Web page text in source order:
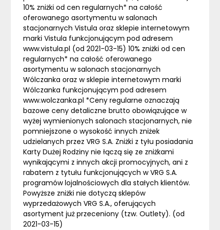
10% zniżki od cen regularnych* na całość
oferowanego asortymentu w salonach
stacjonarnych Vistula oraz sklepie internetowym
marki Vistula funkcjonującym pod adresem
www.vistula.pl (od 2021-03-15) 10% zniżki od cen
regularnych* na całość oferowanego
asortymentu w salonach stacjonarnych
Wólczanka oraz w sklepie internetowym marki
Wólczanka funkcjonującym pod adresem
www.wolczanka.pl *Ceny regularne oznaczają
bazowe ceny detaliczne brutto obowiązujące w
wyżej wymienionych salonach stacjonarnych, nie
pomniejszone o wysokość innych zniżek
udzielanych przez VRG S.A. Zniżki z tyłu posiadania
Karty Dużej Rodziny nie łączą się ze zniżkami
wynikającymi z innych akcji promocyjnych, ani z
rabatem z tytułu funkcjonujących w VRG S.A.
programów lojalnościowych dla stałych klientów.
Powyższe zniżki nie dotyczą sklepów
wyprzedażowych VRG S.A., oferujących
asortyment już przeceniony (tzw. Outlety). (od
2021-03-15)